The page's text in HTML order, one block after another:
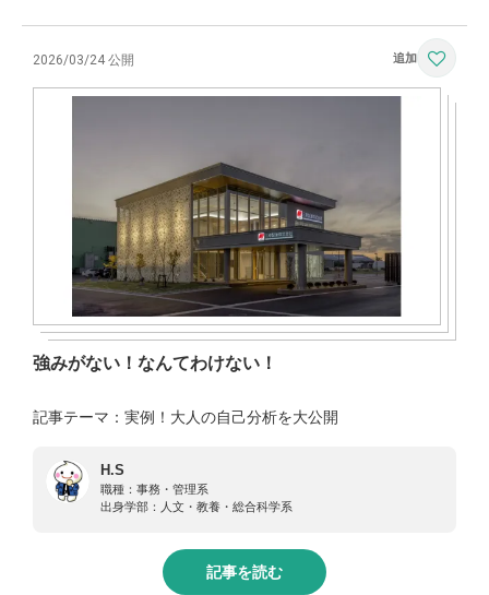
2026/03/24 公開
強みがない！なんてわけない！
記事テーマ：実例！大人の自己分析を大公開
H.S
職種： 事務・管理系
出身学部：
人文・教養・総合科学系
記事を読む